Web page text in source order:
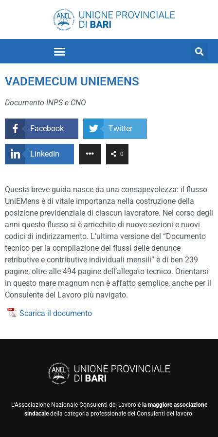
VADEMECUM UNIEMENS
Documento INPS e CNO
Facebook Twitter
LinkedIn 0
Questa breve guida nasce da una consapevolezza: il flusso
UniEMens è di vitale importanza nella costruzione della
posizione previdenziale di ciascun lavoratore. Nel corso degli
anni questo flusso si è arricchito di nuove sezioni e nuovi
codici di indirizzamento. L’ultima versione del “Documento
tecnico per la compilazione dei flussi delle denunce
retributive e contributive individuali mensili” è di ben 239
pagine, oltre alle 494 pagine dell’allegato tecnico. Orientarsi
in questo mare magnum non è affatto semplice, anche per il
Consulente del Lavoro più navigato.
Scarica il documento
L’Associazione Nazionale Consulenti del Lavoro èla maggiore associazione
sindacaledella categoria professionale dei Consulenti del lavoro.